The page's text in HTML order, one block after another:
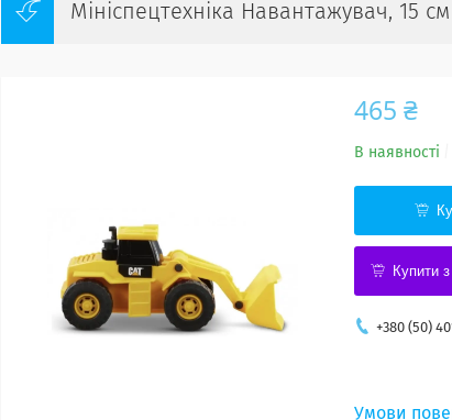
Мініспецтехніка Навантажувач, 15
465 ₴
В наявності
Купити з
+380 (50)